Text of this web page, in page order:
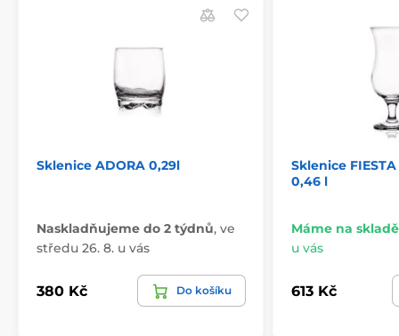
Sklenice ADORA 0,29l
Naskladňujeme do 2 týdnů, ve
středu 26. 8. u vás
380 Kč Do košíku
Sklenice
0,46 l
Máme na skladě
u vás
613 Kč